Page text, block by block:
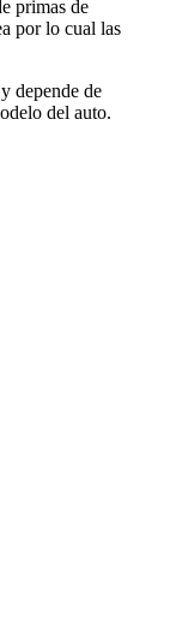
primas de
por lo cual las
depende de
del auto.